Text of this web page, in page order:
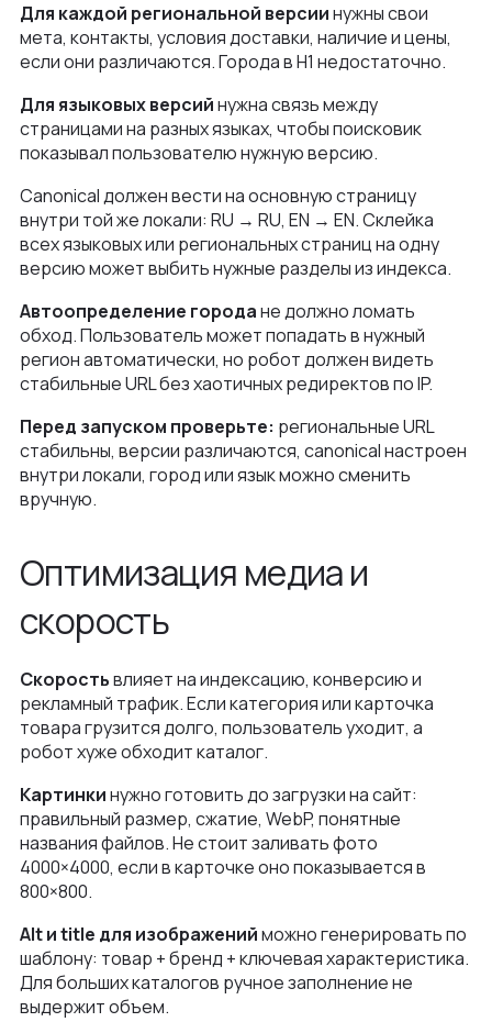
Для каждой региональной версиинужны свои
мета, контакты, условия доставки, наличие и цены,
если они различаются. Города в H1 недостаточно.
Для языковых версийнужна связь между
страницами на разных языках, чтобы поисковик
показывал пользователю нужную версию.
Canonical должен вести на основную страницу
внутри той же локали: RU → RU, EN → EN. Склейка
всех языковых или региональных страниц на одну
версию может выбить нужные разделы из индекса.
Автоопределение городане должно ломать
обход. Пользователь может попадать в нужный
регион автоматически, но робот должен видеть
стабильные URL без хаотичных редиректов по IP.
Перед запуском проверьте: региональные URL
стабильны, версии различаются, canonical настроен
внутри локали, город или язык можно сменить
вручную.
Оптимизация медиа и
скорость
Скоростьвлияет на индексацию, конверсию и
рекламный трафик. Если категория или карточка
товара грузится долго, пользователь уходит, а
робот хуже обходит каталог.
Картинкинужно готовить до загрузки на сайт:
правильный размер, сжатие, WebP, понятные
названия файлов. Не стоит заливать фото
4000×4000, если в карточке оно показывается в
800×800.
Alt и title для изображенийможно генерировать по
шаблону: товар + бренд + ключевая характеристика.
Для больших каталогов ручное заполнение не
выдержит объем.